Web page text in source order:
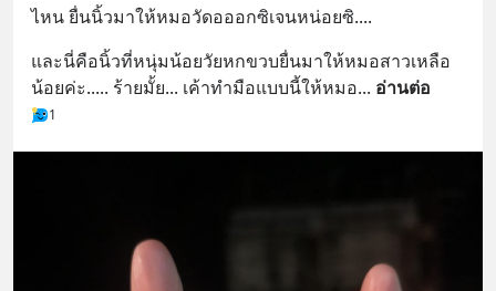
ไหน ยื่นนิ้วมาให้หมอวัดอออกซิเจนหน่อยซิ....
และนี่คือนิ้วที่หนุ่มน้อยวัยหกขวบยื่นมาให้หมอสาวเหลือ
น้อยค่ะ..... ร้ายมั้ย... เค้าทำมือแบบนี้ให้หมอ... อ่านต่อ
1